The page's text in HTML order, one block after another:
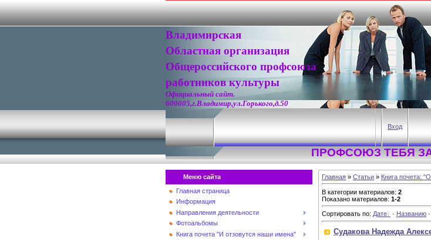
Владимирская
Областная организация
Общероссийского профсоюза
работников культуры
Официальный сайт.
600005,г.Владимир,ул.Горького,д.50
Вход
ПРОФСОЮЗ ТЕБЯ
Меню сайта
Главная страница
Информация
Направления деятельности
Фотоальбомы
Книга почета "И отзовутся наши имена"
Главная » Статьи » Книга почета:
В категории материалов: 2
Показано материалов: 1-2
Сортировать по: Дате · Названию ·
Судакова Надежда